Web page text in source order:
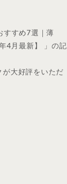
すすめ7選｜薄
4月最新】 」の記
が大好評をいただ